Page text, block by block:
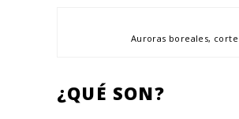
Auroras boreales,
¿QUÉ SON?